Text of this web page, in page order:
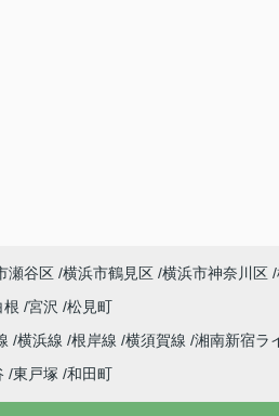
瀬谷区 横浜市鶴見区 横浜市神奈川区
根 宮沢
松見町
横浜線 根岸線 横須賀線 湘南新宿ラ
東戸塚 和田町